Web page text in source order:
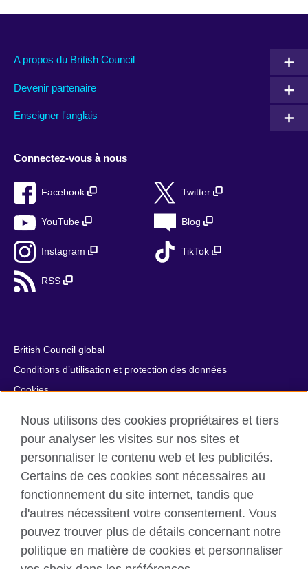
A propos du British Council
Devenir partenaire
Enseigner l'anglais
Connectez-vous à nous
Facebook Twitter
YouTube Blog
Instagram TikTok
RSS
British Council global
Conditions d’utilisation et protection des données
Cookies
British Council in France société par actions simplifiée
unipersonnelle est une filiale du British Council, l’agence
internationale britannique dédiée aux domaines de l’éducation
et des relations culturelles. British Council in France société par
actions simplifiée unipersonnelle est une société inscrite en
France avec le numéro RCS Paris n° 847 719 473. Adresse :
Nous utilisons des cookies propriétaires et tiers
pour analyser les visites sur nos sites et
personnaliser le contenu web et les publicités.
Certains de ces cookies sont nécessaires au
fonctionnement du site internet, tandis que
d'autres nécessitent votre consentement. Vous
pouvez trouver plus de détails concernant notre
politique en matière de cookies et personnaliser